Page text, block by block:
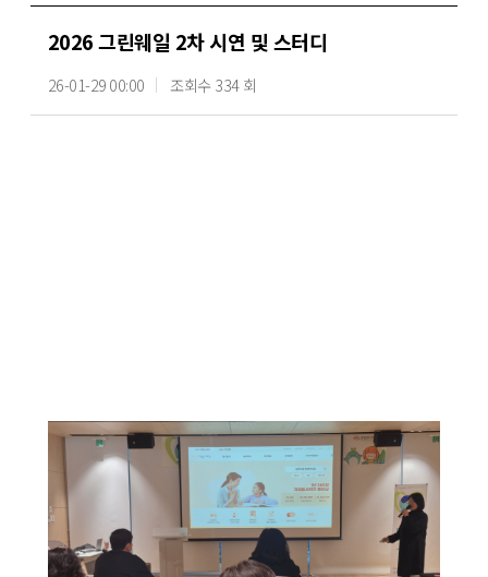
2026 그린웨일 2차 시연 및 스터디
26-01-29 00:00 조회수 334 회